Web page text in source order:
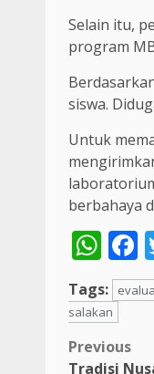
Selain itu,
program
siswa.
Untuk
berbahaya
Tags:
salakan
Post
Previous
Tradisi